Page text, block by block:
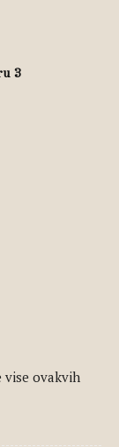
3
vise ovakvih